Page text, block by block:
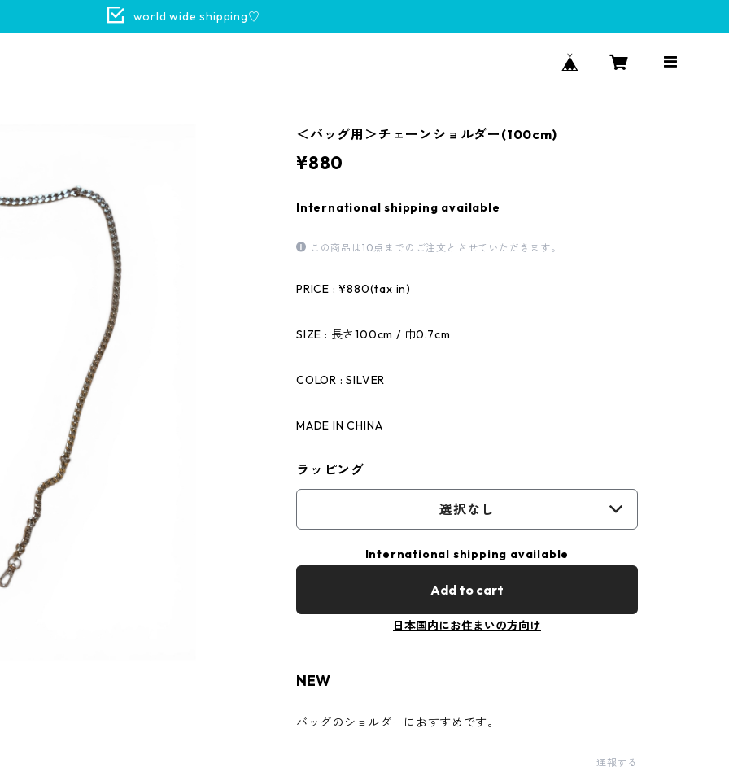
world wide shipping♡
＜バッグ用＞チェーンショルダー(100cm)
¥880
International shipping available
この商品は10点までのご注文とさせていただきます。
PRICE : ¥880(tax in)
SIZE : 長さ100cm / 巾0.7cm
COLOR : SILVER
MADE IN CHINA
ラッピング
選択なし
International shipping available
Add to cart
日本国内にお住まいの方向け
NEW
バッグのショルダーにおすすめです。
通報する